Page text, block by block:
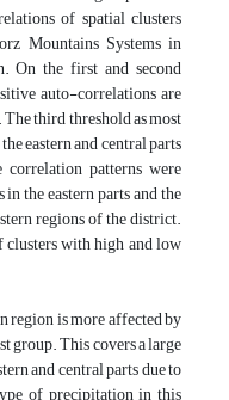
of spatial clusters
Mountains Systems in
On the first and second
auto-correlations are
third threshold as most
eastern and central parts
patterns were
the eastern parts and the
regions of the district.
with high and low
region is more affected by
group. This covers a large
and central parts due to